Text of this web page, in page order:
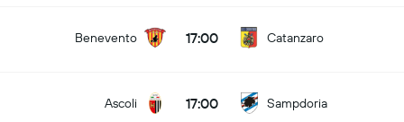
Benevento 17:00 Catanzaro
Ascoli 17:00 Sampdoria